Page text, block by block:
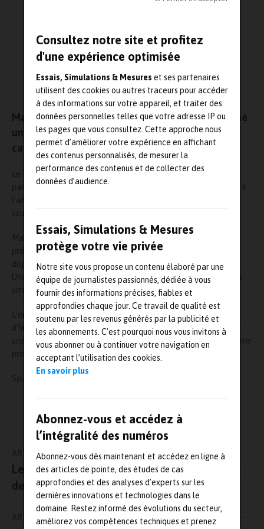
Consultez notre site et profitez
d'une expérience optimisée
Essais, Simulations & Mesures et ses partenaires
utilisent des cookies ou autres traceurs pour accéder
à des informations sur votre appareil, et traiter des
données personnelles telles que votre adresse IP ou
les pages que vous consultez. Cette approche nous
permet d’améliorer votre expérience en affichant
des contenus personnalisés, de mesurer la
performance des contenus et de collecter des
données d’audience.
Essais, Simulations & Mesures
protège votre vie privée
Notre site vous propose un contenu élaboré par une
équipe de journalistes passionnés, dédiée à vous
fournir des informations précises, fiables et
approfondies chaque jour. Ce travail de qualité est
soutenu par les revenus générés par la publicité et
les abonnements. C’est pourquoi nous vous invitons à
vous abonner ou à continuer votre navigation en
acceptant l’utilisation des cookies.
En savoir plus
Abonnez-vous et accédez à
l’intégralité des numéros
Abonnez-vous dès maintenant et accédez en ligne à
des articles de pointe, des études de cas
approfondies et des analyses d’experts sur les
dernières innovations et technologies dans le
domaine. Restez informé des évolutions du secteur,
améliorez vos compétences techniques et prenez
Malvern Instruments vient de lancer sur le marché
un nouvel analyseur d’images dédié à la
caractérisation des particules.
Le Morphologi G3 mesure la taille, la forme et le nombre des
particules de 0.5 micron à 2 mm. Il ajoute une notion statistique à
l’analyse d’images grâce à plus de 300 000 particules stockées
sous forme d’images pour chaque analyse.
Mais cet instrument intègre surtout un nouveau dispositif de
préparation d’échantillon intégré à l’appareil qui rend la
dispersion de la poudre sur la plaque entièrement automatique.
Une fois les particules bien dispersées, le logiciel peut aller très
vite dans la caractérisation de chaque particule.
L’ensemble des résultats est ensuite disponible sous forme
d’histogrammes ou de sous-familles de produits regroupées par
une analyse statistique équivalente à une analyse en composante
principale.
Source : https://www.malvern.com/
Mesures-et-tests.com
ARTICLE PRÉCÉDENT
Le CTIF met au point des multiâ€matériaux
design
ARTICLE SUIVANT